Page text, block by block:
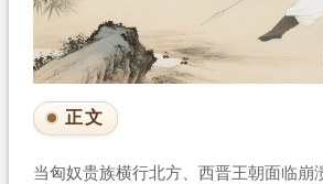
正文
当匈奴贵族横行北方、西晋王朝面临崩